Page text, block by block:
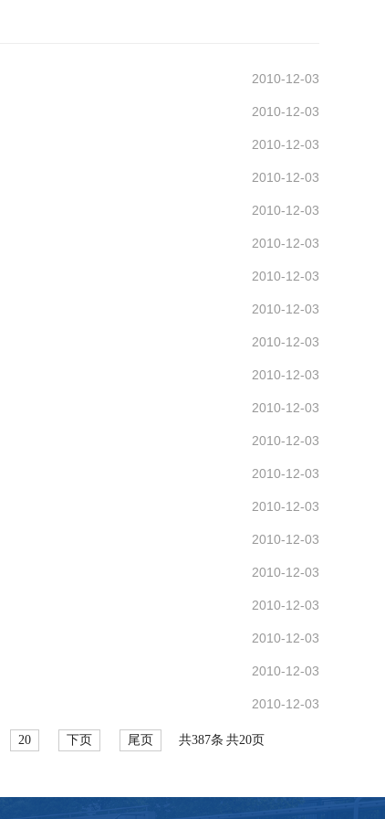
2010-12-03
2010-12-03
2010-12-03
2010-12-03
2010-12-03
2010-12-03
2010-12-03
2010-12-03
2010-12-03
2010-12-03
2010-12-03
2010-12-03
2010-12-03
2010-12-03
2010-12-03
2010-12-03
2010-12-03
2010-12-03
2010-12-03
2010-12-03
20 下页 尾页 共387条 共20页